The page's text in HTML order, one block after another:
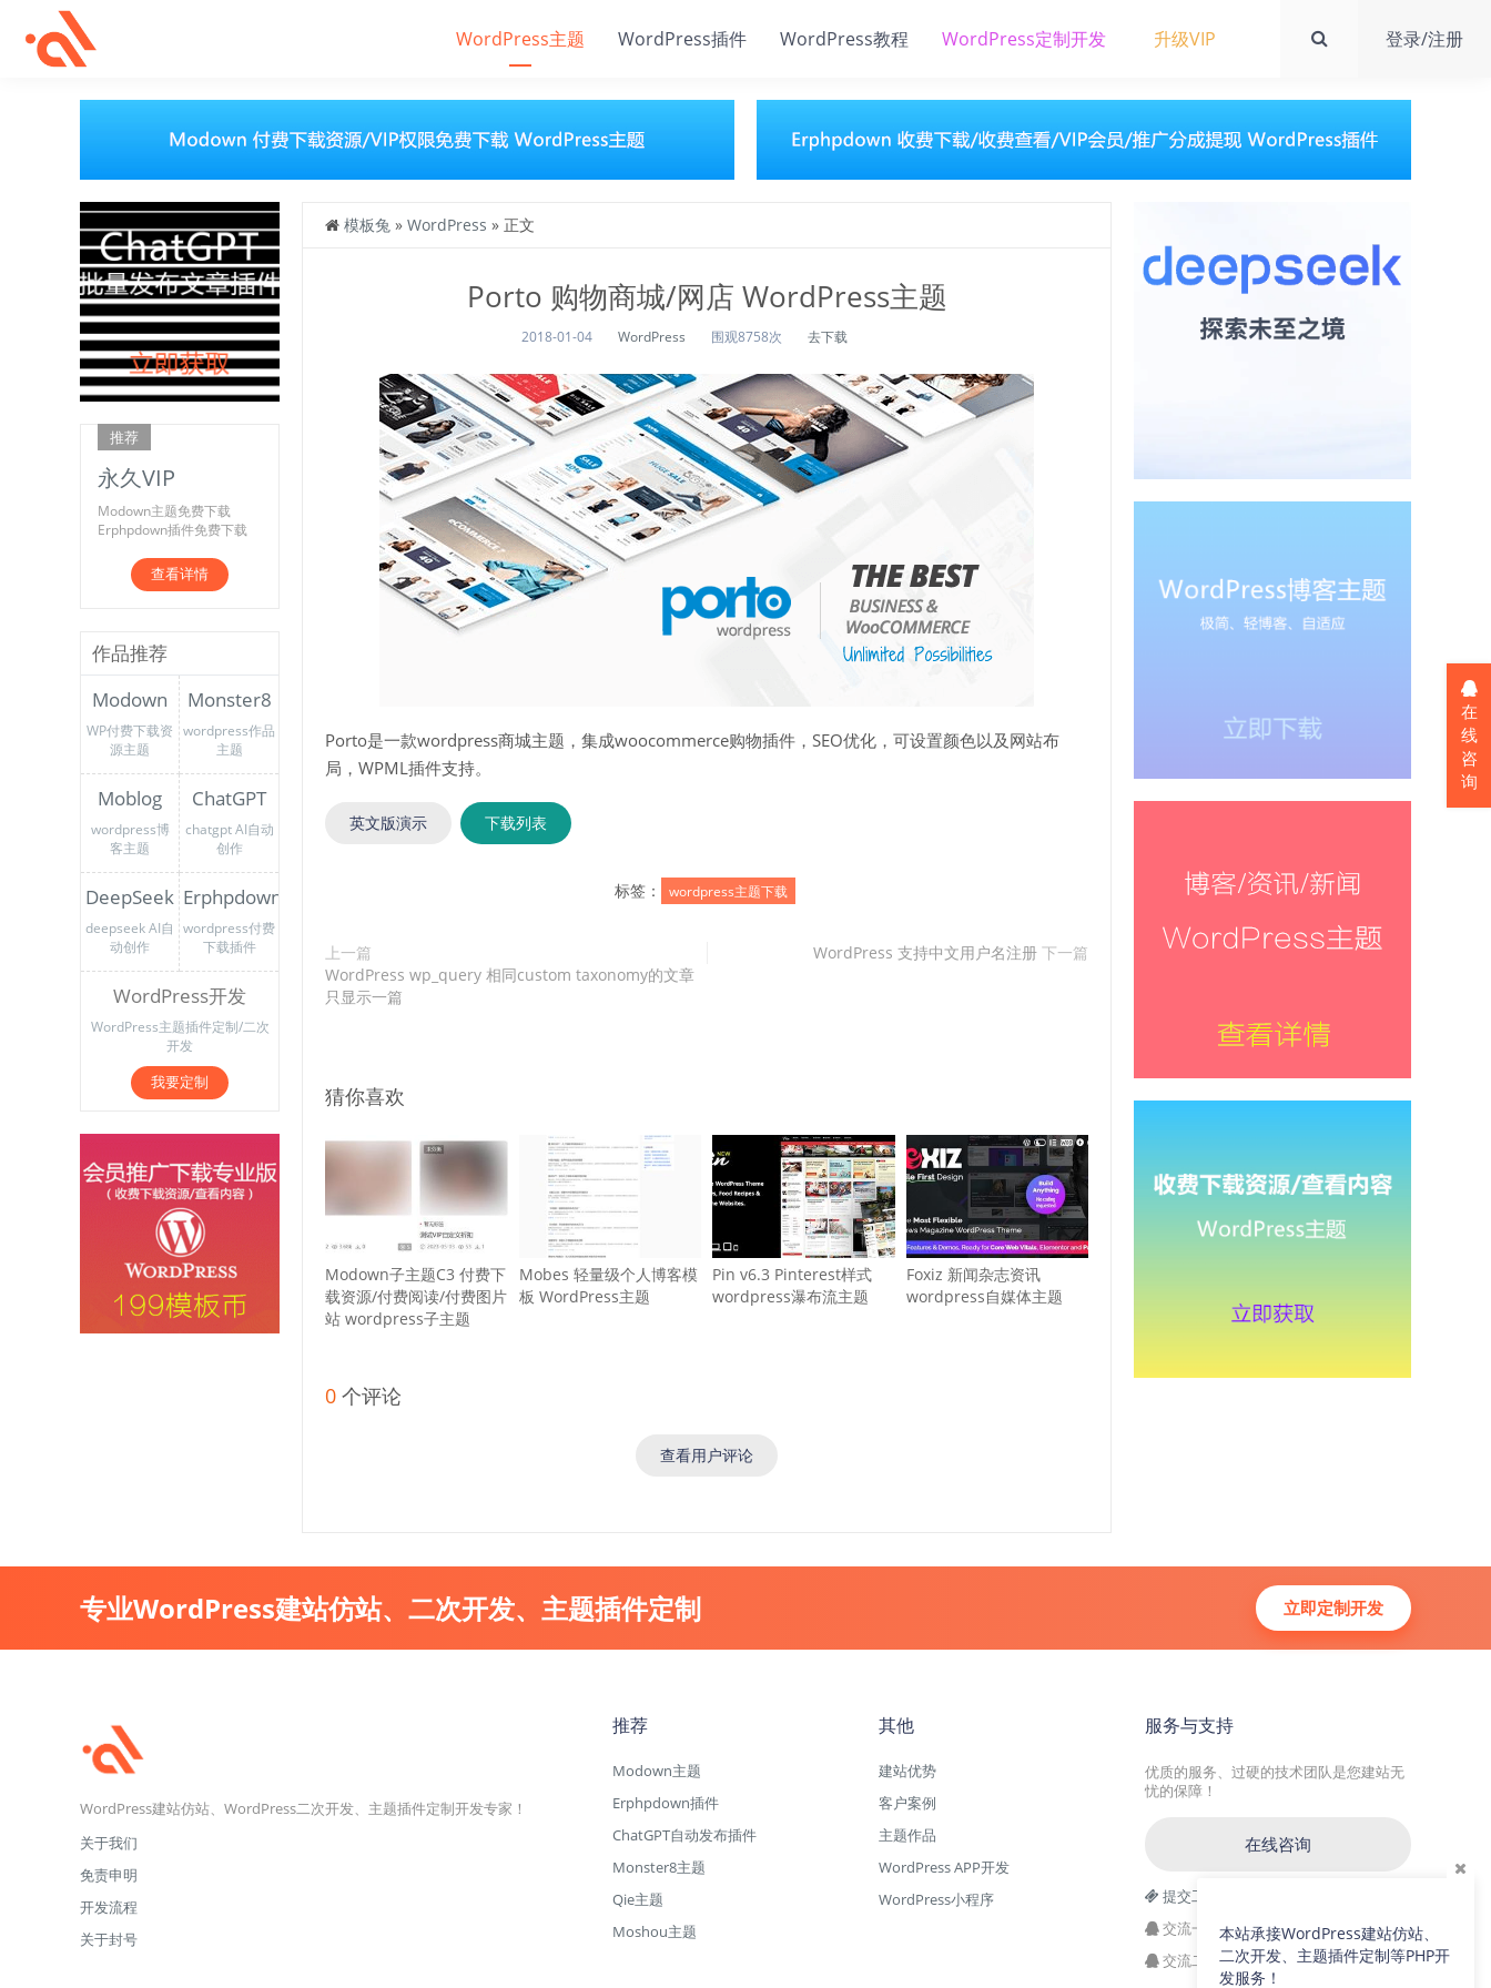
WordPress主题 WordPress插件 WordPress教程 WordPress定制开发 升级VIP 登录/注册
模板兔 » WordPress » 正文
Porto 购物商城/网店 WordPress主题
2018-01-04 WordPress 围观8758次 去下载
Porto是一款wordpress商城主题，集成woocommerce购物插件，SEO优化，可设置颜色以及网站布
局，WPML插件支持。
英文版演示 下载列表
标签： wordpress主题下载
上一篇
WordPress wp_query 相同custom taxonomy的文章
只显示一篇
WordPress 支持中文用户名注册 下一篇
猜你喜欢
Modown子主题C3 付费下
载资源/付费阅读/付费图片
站 wordpress子主题
Mobes 轻量级个人博客模
板 WordPress主题
Pin v6.3 Pinterest样式
wordpress瀑布流主题
Foxiz 新闻杂志资讯
wordpress自媒体主题
0 个评论
查看用户评论
推荐
永久VIP
Modown主题免费下载
Erphpdown插件免费下载
查看详情
作品推荐
Modown
WP付费下载资
源主题
Monster8
wordpress作品
主题
Moblog
wordpress博
客主题
ChatGPT
chatgpt AI自动
创作
DeepSeek
deepseek AI自
动创作
Erphpdown
wordpress付费
下载插件
WordPress开发
WordPress主题插件定制/二次
开发
我要定制
专业WordPress建站仿站、二次开发、主题插件定制 立即定制开发
WordPress建站仿站、WordPress二次开发、主题插件定制开发专家！
关于我们
免责申明
开发流程
关于封号
推荐
Modown主题
Erphpdown插件
ChatGPT自动发布插件
Monster8主题
Qie主题
Moshou主题
其他
建站优势
客户案例
主题作品
WordPress APP开发
WordPress小程序
服务与支持
优质的服务、过硬的技术团队是您建站无
忧的保障！
在线咨询
提交工单
交流一群：104228692(满)
交流二群：64786792
在
线
咨
询
本站承接WordPress建站仿站、
二次开发、主题插件定制等PHP开
发服务！